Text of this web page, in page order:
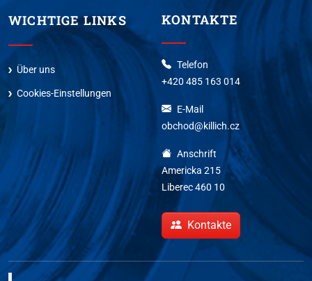
WICHTIGE LINKS
Über uns
Cookies-Einstellungen
KONTAKTE
Telefon
+420 485 163 014
E-Mail
obchod@killich.cz
Anschrift
Americka 215
Liberec 460 10
Kontakte